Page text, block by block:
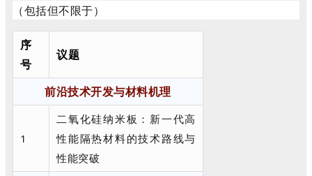
（包括但不限于）
序
号
议题
前沿技术开发与材料机理
1
二氧化硅纳米板：新一代高
性能隔热材料的技术路线与
性能突破